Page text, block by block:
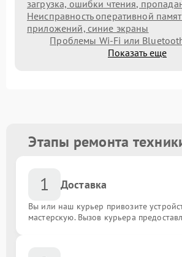
загрузка, ошибки чтения,
Неисправность оперативной
приложений, синие экраны
Проблемы Wi‑Fi или
Показать еще
Этапы ремонта
1 Доставка
Вы или наш курьер привозите
мастерскую. Вызов курьера